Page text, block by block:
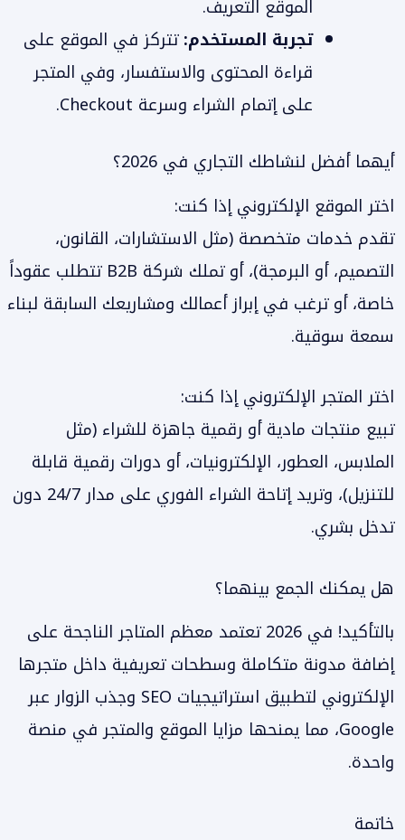
الموقع التعريف.
تجربة المستخدم:تتركز في الموقع على
قراءة المحتوى والاستفسار، وفي المتجر
على إتمام الشراء وسرعة Checkout.
أيهما أفضل لنشاطك التجاري في 2026؟
اختر الموقع الإلكتروني إذا كنت:
تقدم خدمات متخصصة (مثل الاستشارات، القانون،
التصميم، أو البرمجة)، أو تملك شركة B2B تتطلب عقوداً
خاصة، أو ترغب في إبراز أعمالك ومشاريعك السابقة لبناء
سمعة سوقية.
اختر المتجر الإلكتروني إذا كنت:
تبيع منتجات مادية أو رقمية جاهزة للشراء (مثل
الملابس، العطور، الإلكترونيات، أو دورات رقمية قابلة
للتنزيل)، وتريد إتاحة الشراء الفوري على مدار 24/7 دون
تدخل بشري.
هل يمكنك الجمع بينهما؟
بالتأكيد! في 2026 تعتمد معظم المتاجر الناجحة على
إضافة مدونة متكاملة وسطحات تعريفية داخل متجرها
الإلكتروني لتطبيق استراتيجيات SEO وجذب الزوار عبر
Google، مما يمنحها مزايا الموقع والمتجر في منصة
واحدة.
خاتمة